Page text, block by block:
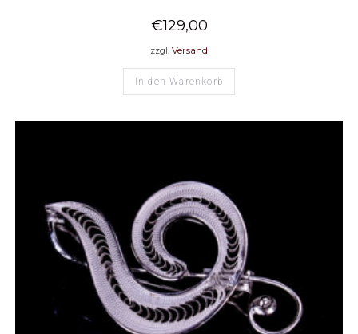
€129,00
zzgl. Versand
In den Warenkorb